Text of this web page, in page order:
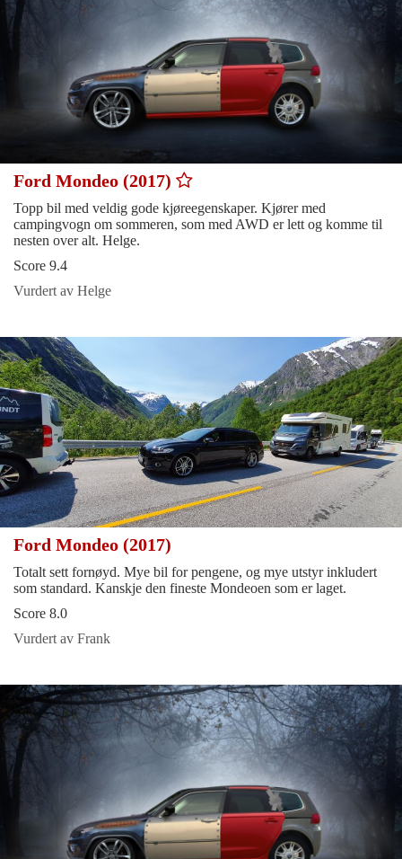
Ford Mondeo (2017)
Topp bil med veldig gode kjøreegenskaper. Kjører med
campingvogn om sommeren, som med AWD er lett og komme til
nesten over alt. Helge.
Score 9.4
Vurdert av Helge
Ford Mondeo (2017)
Totalt sett fornøyd. Mye bil for pengene, og mye utstyr inkludert
som standard. Kanskje den fineste Mondeoen som er laget.
Score 8.0
Vurdert av Frank